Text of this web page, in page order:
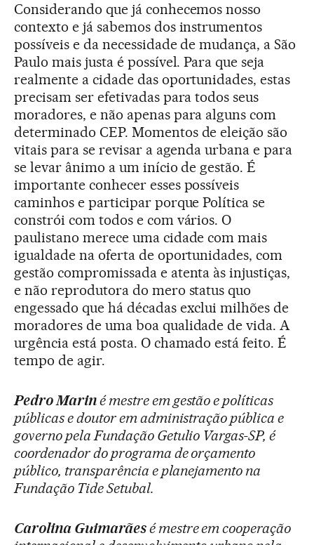
Considerando que já conhecemos nosso
contexto e já sabemos dos instrumentos
possíveis e da necessidade de mudança, a São
Paulo mais justa é possível. Para que seja
realmente a cidade das oportunidades, estas
precisam ser efetivadas para todos seus
moradores, e não apenas para alguns com
determinado CEP. Momentos de eleição são
vitais para se revisar a agenda urbana e para
se levar ânimo a um início de gestão. É
importante conhecer esses possíveis
caminhos e participar porque Política se
constrói com todos e com vários. O
paulistano merece uma cidade com mais
igualdade na oferta de oportunidades, com
gestão compromissada e atenta às injustiças,
e não reprodutora do mero status quo
engessado que há décadas exclui milhões de
moradores de uma boa qualidade de vida. A
urgência está posta. O chamado está feito. É
tempo de agir.
Pedro Mariné mestre em gestão e políticas
públicas e doutor em administração pública e
governo pela Fundação Getulio Vargas-SP, é
coordenador do programa de orçamento
público, transparência e planejamento na
Fundação Tide Setubal.
Carolina Guimarãesé mestre em cooperação